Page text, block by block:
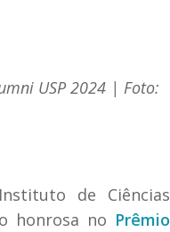
USP 2024 | Foto:
de Ciências
honrosa no Prêmio